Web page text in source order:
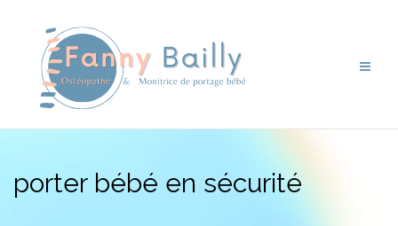
contenu
porter bébé en sécurité